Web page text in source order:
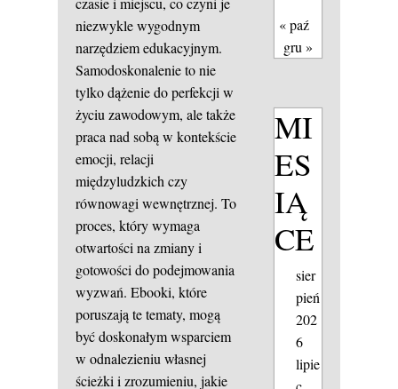
niezwykle wygodnym
narzędziem edukacyjnym.
Samodoskonalenie to nie
tylko dążenie do perfekcji w
życiu zawodowym, ale także
praca nad sobą w kontekście
emocji, relacji
międzyludzkich czy
równowagi wewnętrznej. To
proces, który wymaga
otwartości na zmiany i
gotowości do podejmowania
wyzwań. Ebooki, które
poruszają te tematy, mogą
być doskonałym wsparciem
w odnalezieniu własnej
ścieżki i zrozumieniu, jakie
« paź
gru »
MI
ES
IĄ
CE
sier
pień
202
6
lipie